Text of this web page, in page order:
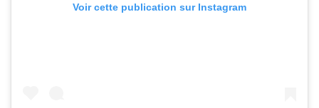
Voir cette publication sur Instagram